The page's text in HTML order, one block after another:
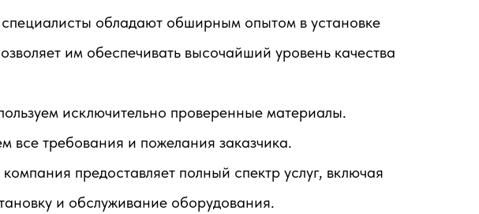
обладают обширным опытом в установке
им обеспечивать высочайший уровень качества
исключительно проверенные материалы.
все требования и пожелания заказчика.
предоставляет полный спектр услуг, включая
и обслуживание оборудования.